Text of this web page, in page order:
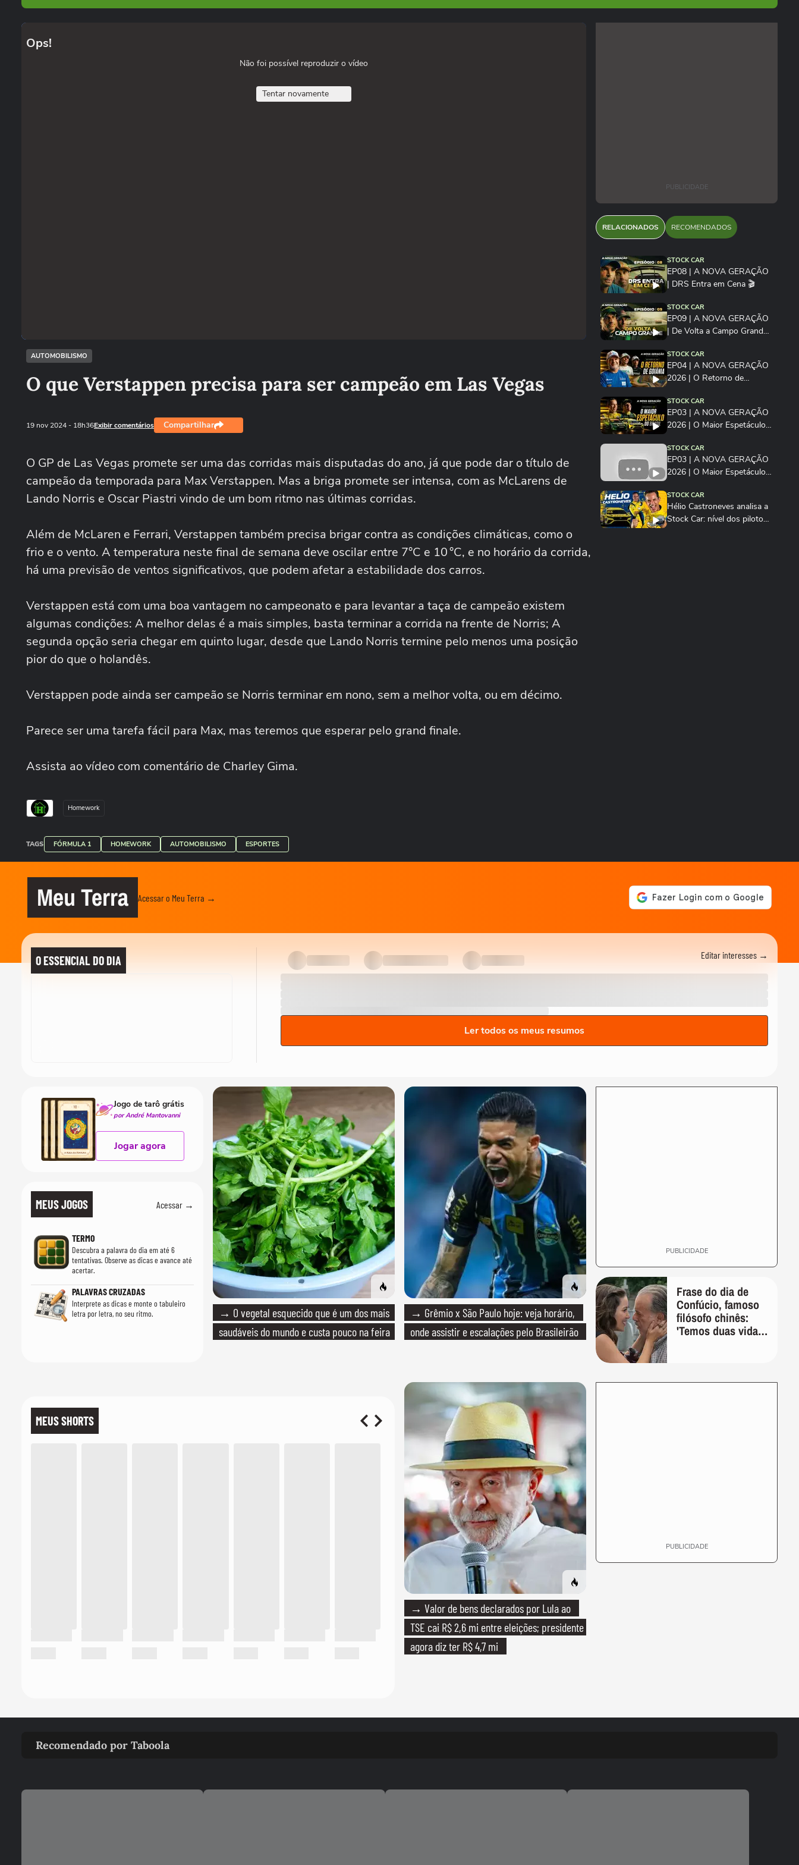
Ops!
Não foi possível reproduzir o vídeo
Tentar novamente
AUTOMOBILISMO
O que Verstappen precisa para ser campeão em Las Vegas
19 nov 2024- 18h36Exibir comentários Compartilhar
O GP de Las Vegas promete ser uma das corridas mais disputadas do ano, já que pode dar o título de
campeão da temporada para Max Verstappen. Mas a briga promete ser intensa, com as McLarens de
Lando Norris e Oscar Piastri vindo de um bom ritmo nas últimas corridas.
Além de McLaren e Ferrari, Verstappen também precisa brigar contra as condições climáticas, como o
frio e o vento. A temperatura neste final de semana deve oscilar entre 7°C e 10 °C, e no horário da corrida,
há uma previsão de ventos significativos, que podem afetar a estabilidade dos carros.
Verstappen está com uma boa vantagem no campeonato e para levantar a taça de campeão existem
algumas condições: A melhor delas é a mais simples, basta terminar a corrida na frente de Norris; A
segunda opção seria chegar em quinto lugar, desde que Lando Norris termine pelo menos uma posição
pior do que o holandês.
Verstappen pode ainda ser campeão se Norris terminar em nono, sem a melhor volta, ou em décimo.
Parece ser uma tarefa fácil para Max, mas teremos que esperar pelo grand finale.
Assista ao vídeo com comentário de Charley Gima.
Homework
TAGS FÓRMULA 1 HOMEWORK AUTOMOBILISMO ESPORTES
PUBLICIDADE
RELACIONADOS RECOMENDADOS
STOCK CAR
EP08 | A NOVA GERAÇÃO
| DRS Entra em Cena 🎬
STOCK CAR
EP09 | A NOVA GERAÇÃO
| De Volta a Campo Grande
STOCK CAR
EP04 | A NOVA GERAÇÃO
2026 | O Retorno de
STOCK CAR
EP03 | A NOVA GERAÇÃO
2026 | O Maior Espetáculo
STOCK CAR
EP03 | A NOVA GERAÇÃO
2026 | O Maior Espetáculo
STOCK CAR
Hélio Castroneves analisa a
Stock Car: nível dos pilotos,
sprint da Stock Car...
vitória na Stock Car e fala
sobre disputa com...
Meu Terra Acessar o Meu Terra →
O ESSENCIAL DO DIA Editar interesses →
Ler todos os meus resumos
MEUS JOGOS Acessar →
TERMO
Descubra a palavra do dia em até 6
tentativas. Observe as dicas e avance até
acertar.
PALAVRAS CRUZADAS
Interprete as dicas e monte o tabuleiro
letra por letra, no seu ritmo.
→ O vegetal esquecido que é um dos mais
saudáveis do mundo e custa pouco na feira
→ Grêmio x São Paulo hoje: veja horário,
onde assistir e escalações pelo Brasileirão
PUBLICIDADE
→ Valor de bens declarados por Lula ao
TSE cai R$ 2,6 mi entre eleições; presidente
agora diz ter R$ 4,7 mi
Frase do dia de
Confúcio, famoso
filósofo chinês:
'Temos duas vidas,
que só temos uma'
MEUS SHORTS
PUBLICIDADE
Jogo de tarô grátis
por André Mantovanni
Jogar agora
Recomendado por Taboola